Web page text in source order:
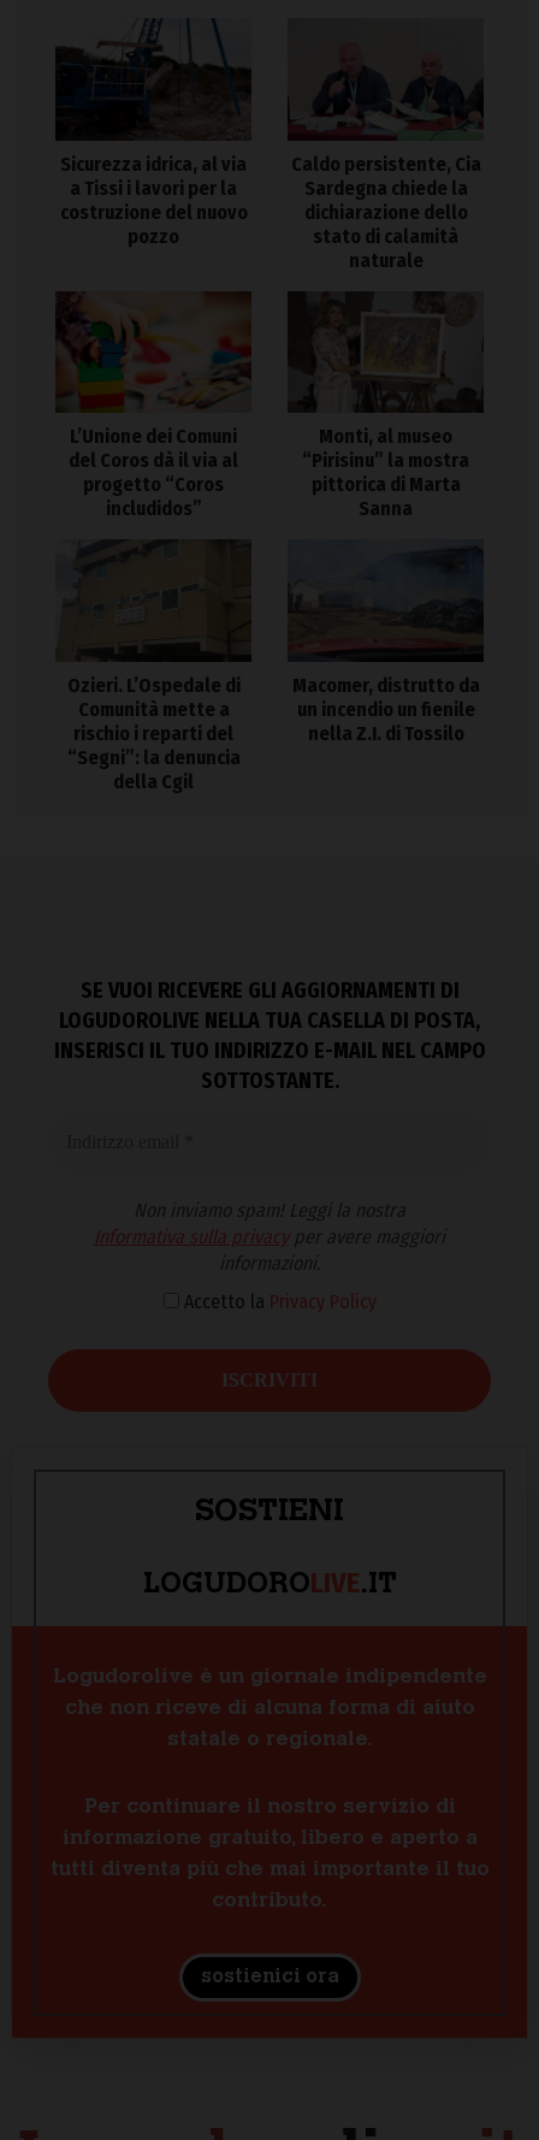
Sicurezza idrica, al via
a Tissi i lavori per la
costruzione del nuovo
pozzo
Caldo persistente, Cia
Sardegna chiede la
dichiarazione dello
stato di calamità
naturale
L’Unione dei Comuni
del Coros dà il via al
progetto “Coros
includidos”
Monti, al museo
“Pirisinu” la mostra
pittorica di Marta
Sanna
Ozieri. L’Ospedale di
Comunità mette a
rischio i reparti del
“Segni”: la denuncia
della Cgil
Macomer, distrutto da
un incendio un fienile
nella Z.I. di Tossilo
SE VUOI RICEVERE GLI AGGIORNAMENTI DI
LOGUDOROLIVE NELLA TUA CASELLA DI POSTA,
INSERISCI IL TUO INDIRIZZO E-MAIL NEL CAMPO
SOTTOSTANTE.
Non inviamo spam! Leggi la nostra
Informativa sulla privacyper avere maggiori
informazioni.
Accetto la Privacy Policy
SOSTIENI
LOGUDOROLIVE.IT
Logudorolive è un giornale indipendente
che non riceve di alcuna forma di aiuto
statale o regionale.
Per continuare il nostro servizio di
informazione gratuito, libero e aperto a
tutti diventa più che mai importante il tuo
contributo.
sostienici ora